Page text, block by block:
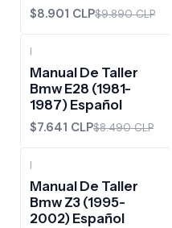
$8.901 CLP$9.890 CLP
|
Manual De Taller
Bmw E28 (1981-
1987) Español
$7.641 CLP$8.490 CLP
|
Manual De Taller
Bmw Z3 (1995-
2002) Español